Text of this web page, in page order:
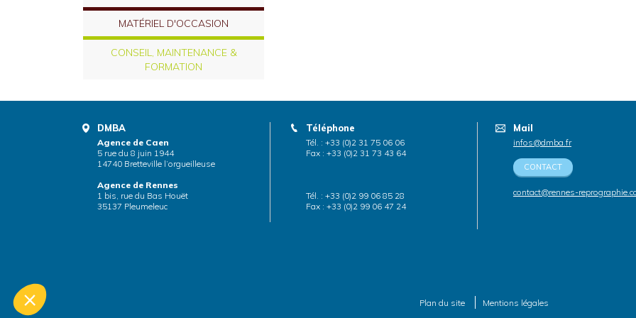
MATÉRIEL D'OCCASION
CONSEIL, MAINTENANCE &
FORMATION
DMBA
Agence de Caen
5 rue du 8 juin 1944
14740 Bretteville l’orgueilleuse
Agence de Rennes
1 bis, rue du Bas Houët
35137 Pleumeleuc
Téléphone
Tél. : +33 (0)2 31 75 06 06
Fax : +33 (0)2 31 73 43 64
Tél. : +33 (0)2 99 06 85 28
Fax : +33 (0)2 99 06 47 24
Mail
infos@dmba.fr
CONTACT
contact@rennes-
Plan du site Mentions légales